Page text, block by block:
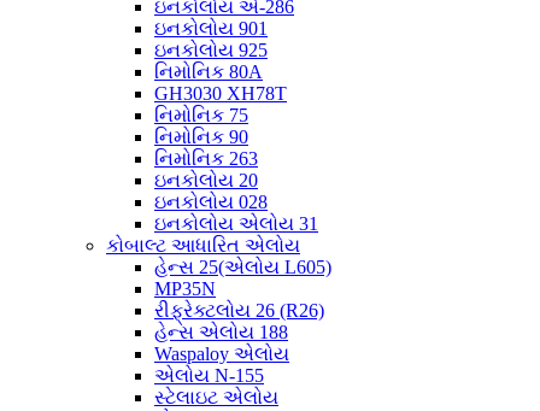
ઇનકોલોય એ-286
ઇનકોલોય 901
ઇનકોલોય 925
નિમોનિક 80A
GH3030 XH78T
નિમોનિક 75
નિમોનિક 90
નિમોનિક 263
ઇનકોલોય 20
ઇનકોલોય 028
ઇનકોલોય એલોય 31
કોબાલ્ટ આધારિત એલોય
હેન્સ 25(એલોય L605)
MP35N
રીફ્રેક્ટલોય 26 (R26)
હેન્સ એલોય 188
Waspaloy એલોય
એલોય N-155
સ્ટેલાઇટ એલોય